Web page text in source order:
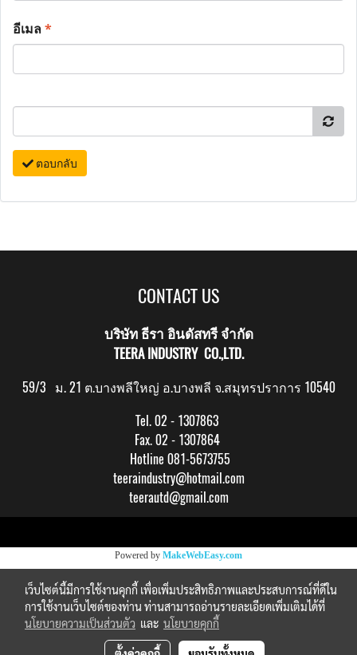
อีเมล*
ตอบกลับ
CONTACT US
บริษัท ธีรา อินดัสทรี จำกัด
TEERA INDUSTRY CO.,LTD.
59/3 ม. 21 ต.บางพลีใหญ่ อ.บางพลี จ.สมุทรปราการ 10540
Tel. 02 - 1307863
Fax. 02 - 1307864
Hotline 081-5673755
teeraindustry@hotmail.com
teerautd@gmail.com
Powered by MakeWebEasy.com
เว็บไซต์นี้มีการใช้งานคุกกี้ เพื่อเพิ่มประสิทธิภาพและประสบการณ์ที่ดีใน
การใช้งานเว็บไซต์ของท่าน ท่านสามารถอ่านรายละเอียดเพิ่มเติมได้ที่
นโยบายความเป็นส่วนตัว และ นโยบายคุกกี้